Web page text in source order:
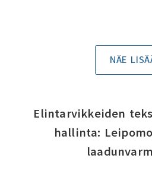
NÄE
Elintarvikkeiden
hallinta: